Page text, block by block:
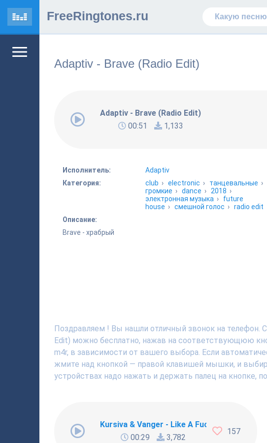
FreeRingtones.ru
Adaptiv - Brave (Radio Edit)
Adaptiv - Brave (Radio Edit)
00:51
1,133
Исполнитель:
Adaptiv
Категория:
club › electronic › танцевальные ›
громкие › dance › 2018 ›
электронная музыка › future
house › смешной голос › radio edit
Описание:
Brave - храбрый
Поздравляем ! Вы нашли отличный звонок на телефон.
Edit) можно бесплатно, нажав на соответствующюю
m4r, в зависимости от вашего выбора. Если
жмите над кнопкой — правой клавишей мышки, и
устройствах надо нажать и держать палец на кнопке,
Kursiva & Vanger - Like A Fucking Newbie
00:29
3,782
157